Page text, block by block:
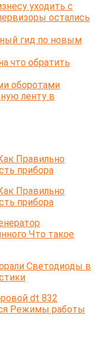
уходить с
остались
гид по новым
что обратить
оборотами
ленту в
Правильно
прибора
Правильно
прибора
Что такое
Светодиоды в
dt 832
Режимы работы